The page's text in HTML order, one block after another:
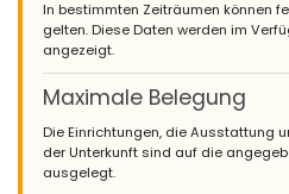
In bestimmten Zeiträumen können
gelten. Diese Daten werden im
angezeigt.
Maximale Belegung
Die Einrichtungen, die Ausstattung
der Unterkunft sind auf die
ausgelegt.